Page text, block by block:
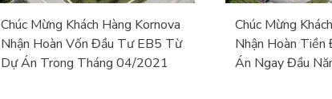
Chúc Mừng Khách Hàng Kornova
Nhận Hoàn Vốn Đầu Tư EB5 Từ
Dự Án Trong Tháng 04/2021
Chúc Mừng
Nhận Hoàn
Án Ngay Đầu